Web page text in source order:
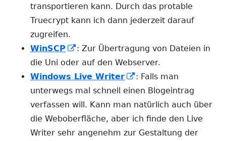
öffnen
transportieren kann. Durch das protable
Truecrypt kann ich dann jederzeit darauf
zugreifen.
WinSCP
In
neuem
Fenster
öffnen
: Zur Übertragung von Dateien in
die Uni oder auf den Webserver.
Windows Live Writer
In
neuem
Fenster
öffnen
: Falls man
unterwegs mal schnell einen Blogeintrag
verfassen will. Kann man natürlich auch über
die Weboberfläche, aber ich finde den Live
Writer sehr angenehm zur Gestaltung der